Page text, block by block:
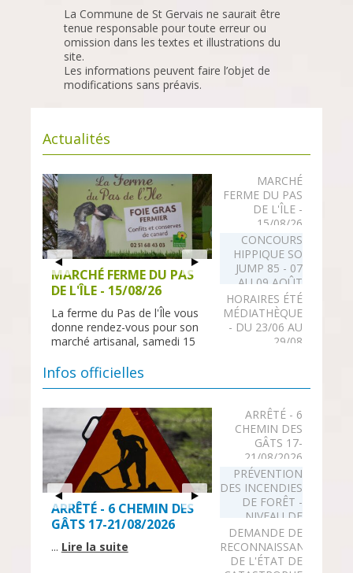
La Commune de St Gervais ne saurait être
tenue responsable pour toute erreur ou
omission dans les textes et illustrations du
site.
Les informations peuvent faire l’objet de
modifications sans préavis.
Actualités
MARCHÉ FERME DU PAS
DE L'ÎLE - 15/08/26
La ferme du Pas de l'Île vous
donne rendez-vous pour son
marché artisanal, samedi 15
suite
CONCOURS HIPPIQUE
SO JUMP 85 - 07 AU 09
AOÛT
Concours de saut d’obstacles
pro et amateur organisé par
07 au 09 août au haras des
Presnes...Lire la suite
MARCHÉ
FERME DU PAS
DE L'ÎLE -
15/08/26
CONCOURS
HIPPIQUE SO
JUMP 85 - 07
AU 09 AOÛT
HORAIRES ÉTÉ
MÉDIATHÈQUE
- DU 23/06 AU
29/08
LA HALTE DU
COEUR -
RECHERCHE
BÉNÉVOLES
LIGUE CONTRE
LE CANCER
COMMUNAUTÉ
PROFESSIONNELLE
TERRITORIALE
Infos officielles
ARRÊTÉ - 6 CHEMIN DES
GÂTS 17-21/08/2026
... Lire la suite
PRÉVENTION DES
NIVEAU DE RISQUE ÉLEVÉ
ARRÊTÉ - 6
CHEMIN DES
GÂTS 17-
21/08/2026
PRÉVENTION
DES INCENDIES
DE FORÊT -
NIVEAU DE
RISQUE ÉLEVÉ
(ORANGE)
DEMANDE DE
RECONNAISSANCE
DE L'ÉTAT DE